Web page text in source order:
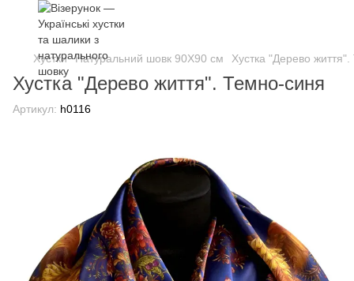
Хустки Натуральний шовк 90Х90 см Хустка "Дерево
Хустка "Дерево життя". Темно-синя
Артикул: h0116